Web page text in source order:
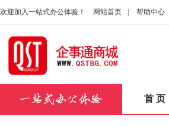
欢迎加入一站式办公体验！ 网站首页 帮助中心
首 页